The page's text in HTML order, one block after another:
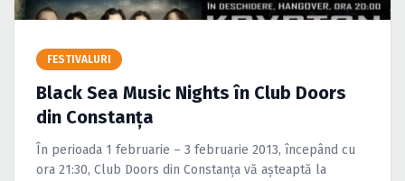
Caută în site...
FESTIVALURI
Black Sea Music Nights în Club Doors
din Constanţa
În perioada 1 februarie – 3 februarie 2013, începând cu
ora 21:30, Club Doors din Constanţa vă aşteaptă la